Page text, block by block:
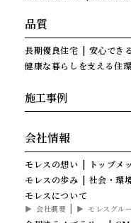
品質
長期優良住宅
安心でき
健康な暮らしを支える住
施工事例
会社情報
モレスの想い トップメ
モレスの歩み
社会・環
モレスについて
会社概要 モレスグル